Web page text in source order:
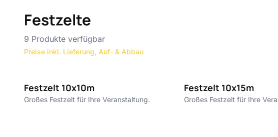
Festzelte
9 Produkte verfügbar
Preise inkl. Lieferung, Auf- & Abbau
Festzelt 10x10m
Großes Festzelt für Ihre Veranstaltung.
Festzelt 10x15m
Großes Festzelt für Ihre